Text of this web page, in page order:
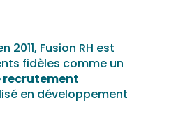
2011, Fusion RH est
fidèles comme un
recrutement
en développement